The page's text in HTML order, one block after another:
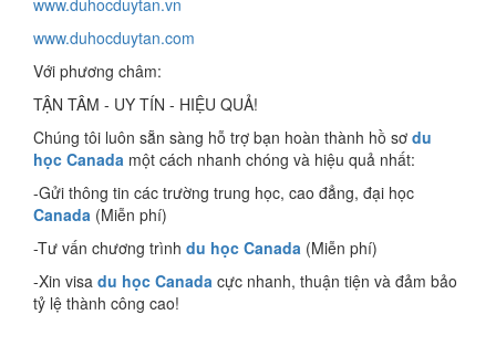
www.duhocduytan.vn
www.duhocduytan.com
Với phương châm:
TẬN TÂM - UY TÍN - HIỆU QUẢ!
Chúng tôi luôn sẵn sàng hỗ trợ bạn hoàn thành hồ sơ du
học Canada một cách nhanh chóng và hiệu quả nhất:
-Gửi thông tin các trường trung học, cao đẳng, đại học
Canada (Miễn phí)
-Tư vấn chương trình du học Canada (Miễn phí)
-Xin visa du học Canada cực nhanh, thuận tiện và đảm bảo
tỷ lệ thành công cao!